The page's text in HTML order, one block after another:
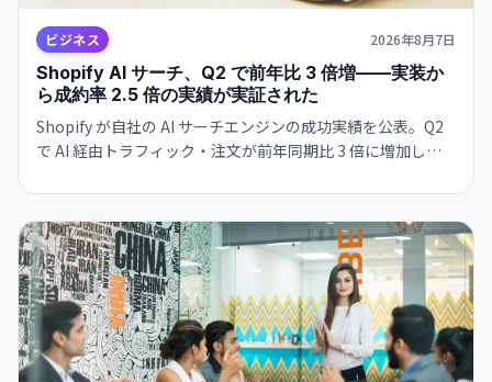
ビジネス 2026年8月7日
Shopify AI サーチ、Q2 で前年比 3 倍増——実装か
ら成約率 2.5 倍の実績が実証された
Shopify が自社の AI サーチエンジンの成功実績を公表。Q2
で AI 経由トラフィック・注文が前年同期比 3 倍に増加し、
存・補完する関係を示唆。